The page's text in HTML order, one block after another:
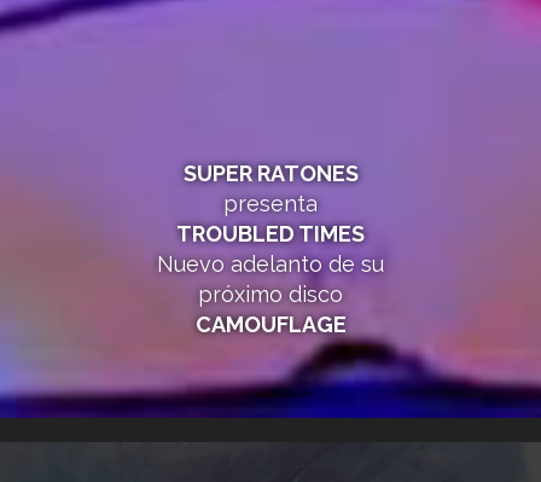
SUPER RATONES
presenta
TROUBLED TIMES
Nuevo adelanto de su
próximo disco
CAMOUFLAGE